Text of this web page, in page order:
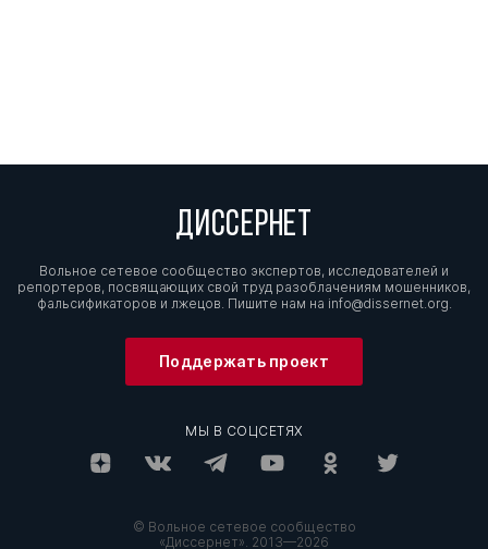
ДИССЕРНЕТ
Вольное сетевое сообщество экспертов, исследователей и
репортеров, посвящающих свой труд разоблачениям мошенников,
фальсификаторов и лжецов. Пишите нам на info@dissernet.org.
Поддержать проект
МЫ В СОЦСЕТЯХ
© Вольное сетевое сообщество
«Диссернет». 2013—2026